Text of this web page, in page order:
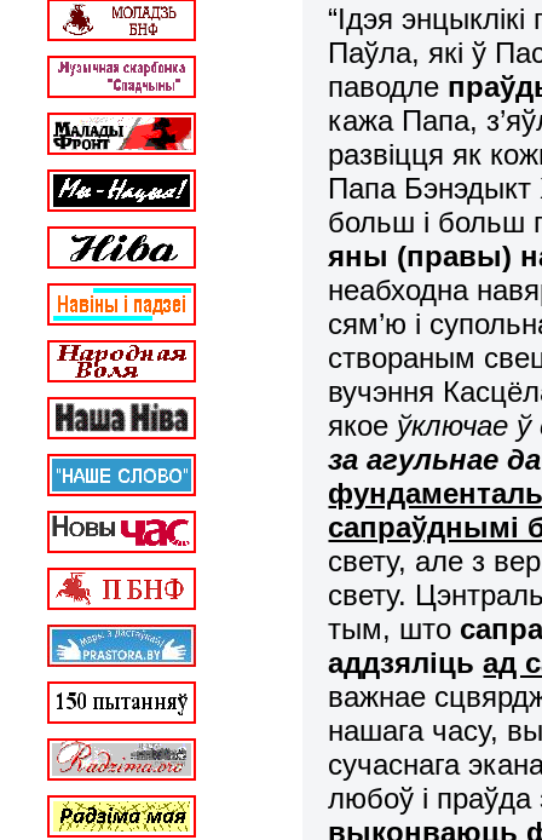
“Ідэя
Паўла, які ў
паводле
кажа Папа,
развіцця як
Папа Бэнэдыкт
больш і больш
яны (правы)
неабходна
сям’ю і
створаным
вучэння
якое ўключае
за агульнае
сапраўднымі
свету, але з
свету.
тым, што
аддзяліцьад
важнае
нашага часу,
сучаснага
любоў і праўда
выконваюць